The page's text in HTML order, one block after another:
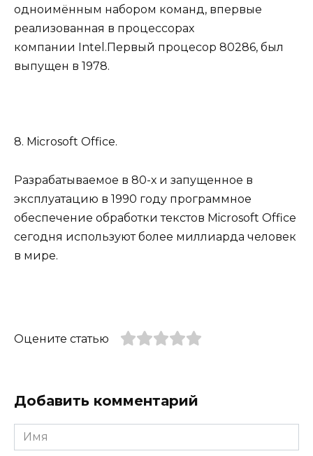
одноимённым набором команд, впервые
реализованная в процессорах
компании Intel.Первый процесор 80286, был
выпущен в 1978.
8. Microsoft Office.
Разрабатываемое в 80-х и запущенное в
эксплуатацию в 1990 году программное
обеспечение обработки текстов Microsoft Office
сегодня используют более миллиарда человек
в мире.
Оцените статью
Добавить комментарий
Имя
*